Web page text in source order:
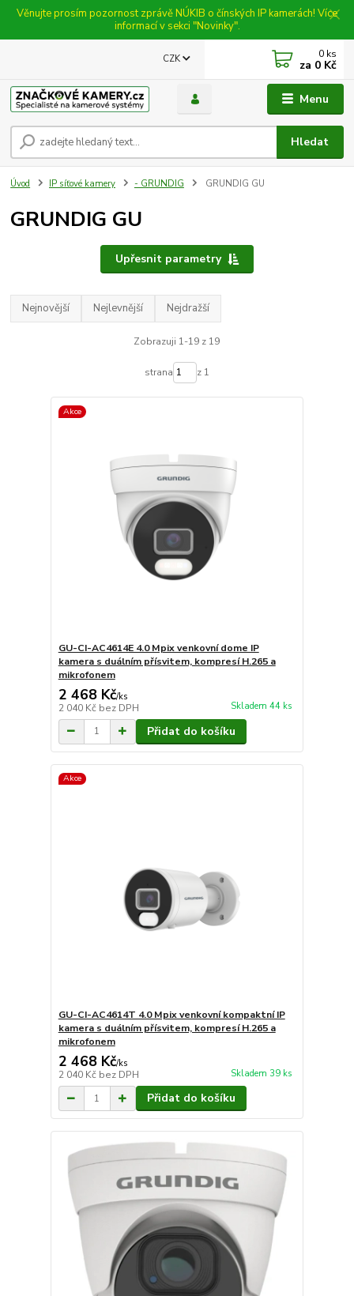
Věnujte prosím pozornost zprávě NÚKIB o čínských IP kamerách! Více
informací v sekci "Novinky".
Menu
CZK
Hledat
0 ks
za 0 Kč
Úvod IP síťové kamery - GRUNDIG GRUNDIG GU
GRUNDIG GU
Upřesnit parametry
Nejnovější Nejlevnější Nejdražší
Zobrazuji 1-19 z 19
strana z 1
Akce
GU-CI-AC4614E 4.0 Mpix venkovní dome IP
kamera s duálním přísvitem, kompresí H.265 a
mikrofonem
2 468 Kč/ks
2 040 Kč bez DPH Skladem 44 ks
Přidat do košíku
Akce
GU-CI-AC4614T 4.0 Mpix venkovní kompaktní IP
kamera s duálním přísvitem, kompresí H.265 a
mikrofonem
2 468 Kč/ks
2 040 Kč bez DPH Skladem 39 ks
Přidat do košíku